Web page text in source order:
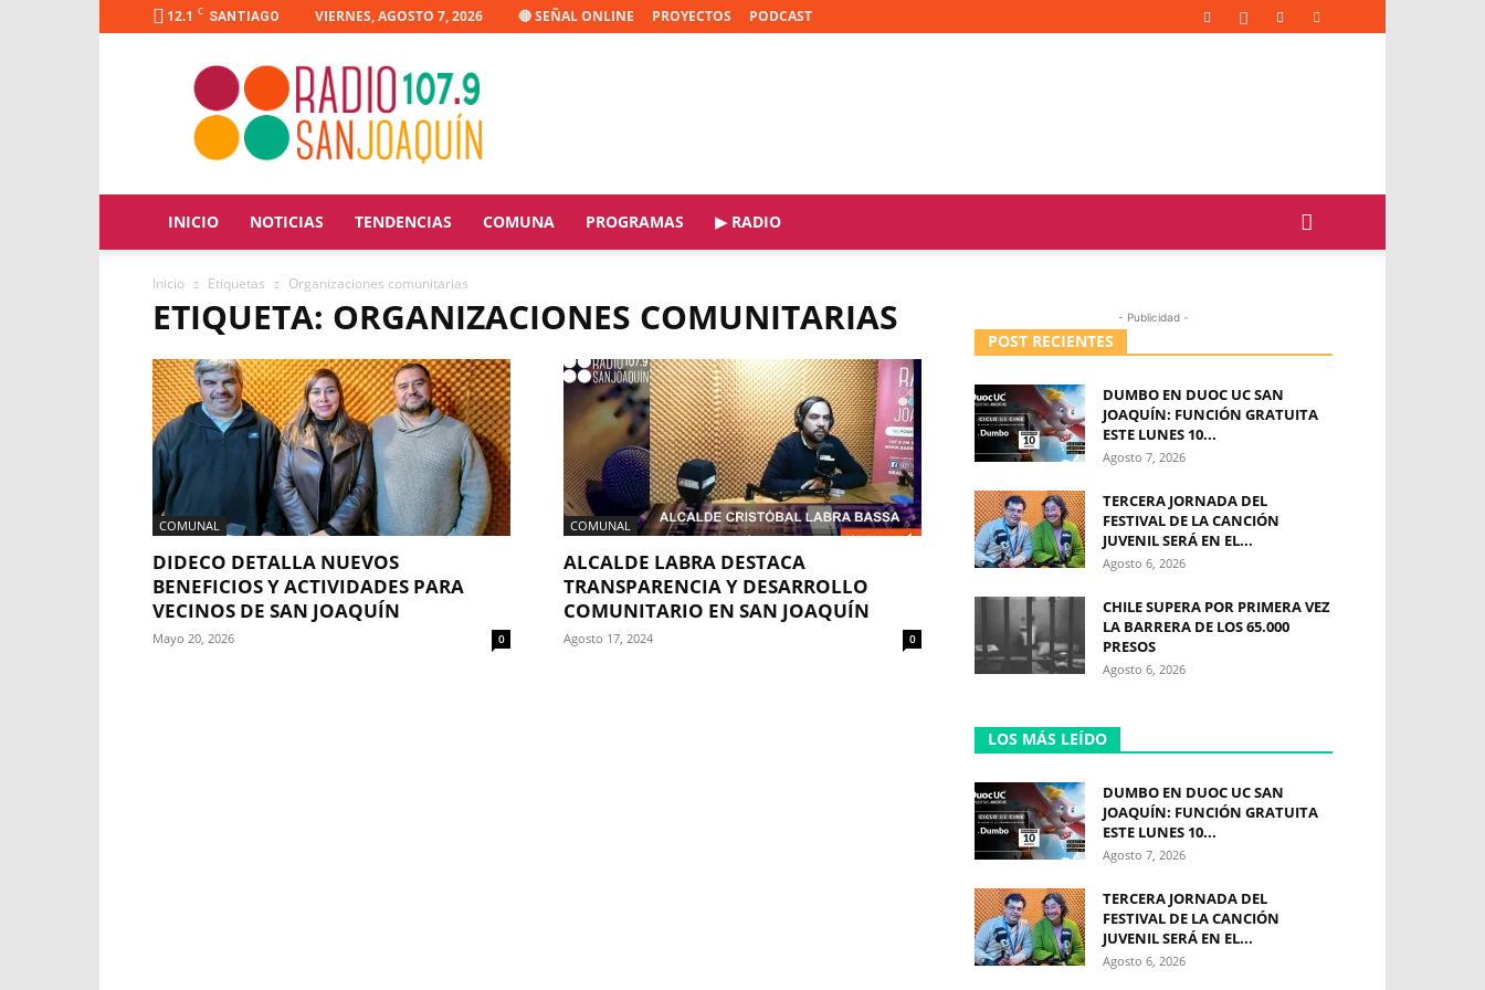
12.1 C SANTIAGO VIERNES, AGOSTO 7, 2026 🔴 SEÑAL ONLINE PROYECTOS PODCAST
Radio
Joaquín
INICIO NOTICIAS TENDENCIAS COMUNA PROGRAMAS ▶ RADIO
Inicio Etiquetas Organizaciones comunitarias
ETIQUETA: ORGANIZACIONES COMUNITARIAS
COMUNAL
DIDECO DETALLA NUEVOS
BENEFICIOS Y ACTIVIDADES PARA
VECINOS DE SAN JOAQUÍN
Mayo 20, 2026 0
COMUNAL
ALCALDE LABRA DESTACA
TRANSPARENCIA Y DESARROLLO
COMUNITARIO EN SAN JOAQUÍN
Agosto 17, 2024 0
- Publicidad -
POST RECIENTES
DUMBO EN DUOC UC SAN
JOAQUÍN: FUNCIÓN GRATUITA
ESTE LUNES 10...
Agosto 7, 2026
TERCERA JORNADA DEL
FESTIVAL DE LA CANCIÓN
JUVENIL SERÁ EN EL...
Agosto 6, 2026
CHILE SUPERA POR PRIMERA VEZ
LA BARRERA DE LOS 65.000
PRESOS
Agosto 6, 2026
LOS MÁS LEÍDO
DUMBO EN DUOC UC SAN
JOAQUÍN: FUNCIÓN GRATUITA
ESTE LUNES 10...
Agosto 7, 2026
TERCERA JORNADA DEL
FESTIVAL DE LA CANCIÓN
JUVENIL SERÁ EN EL...
Agosto 6, 2026